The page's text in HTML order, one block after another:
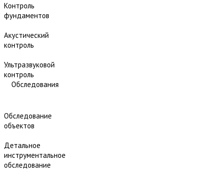
Контроль
фундаментов
Акустический
контроль
Ультразвуковой
контроль
Обследования
Обследование
объектов
Детальное
инструментальное
обследование